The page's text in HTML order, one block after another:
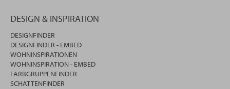
DESIGN & INSPIRATION
DESIGNFINDER
DESIGNFINDER - EMBED
WOHNINSPIRATIONEN
WOHNINSPIRATION - EMBED
FARBGRUPPENFINDER
SCHATTENFINDER